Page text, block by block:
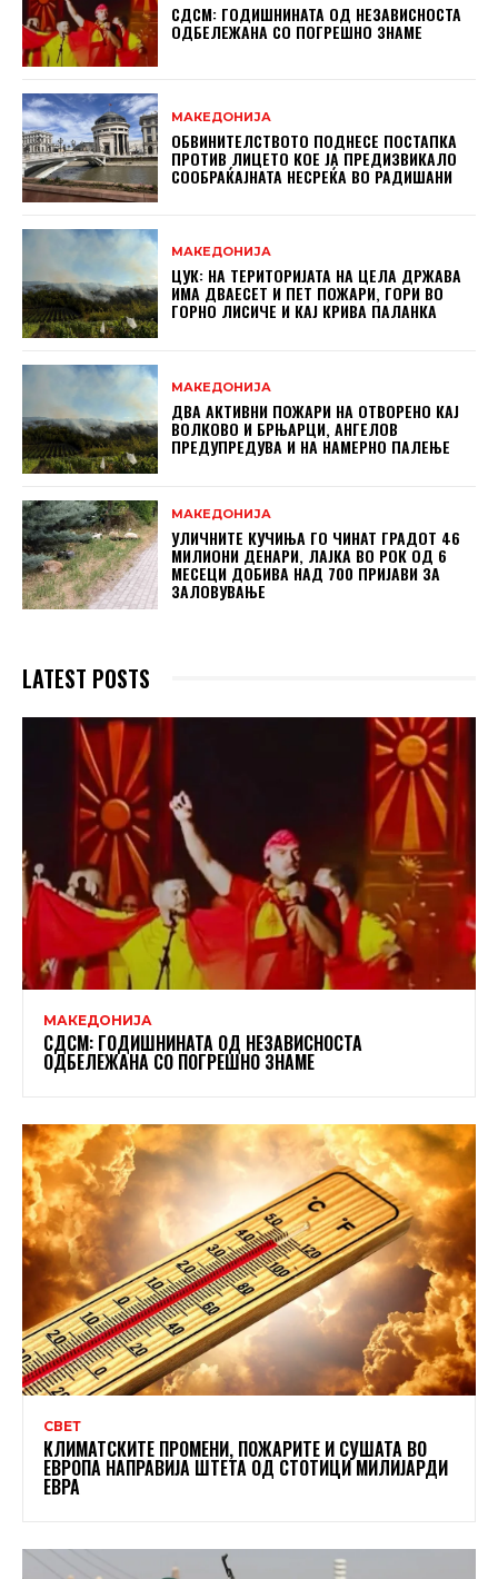
СДСМ: ГОДИШНИНАТА ОД НЕЗАВИСНОСТА
ОДБЕЛЕЖАНА СО ПОГРЕШНО ЗНАМЕ
МАКЕДОНИЈА
ОБВИНИТЕЛСТВОТО ПОДНЕСЕ ПОСТАПКА
ПРОТИВ ЛИЦЕТО КОЕ ЈА ПРЕДИЗВИКАЛО
СООБРАЌАЈНАТА НЕСРЕЌА ВО РАДИШАНИ
МАКЕДОНИЈА
ЦУК: НА ТЕРИТОРИЈАТА НА ЦЕЛА ДРЖАВА
ИМА ДВАЕСЕТ И ПЕТ ПОЖАРИ, ГОРИ ВО
ГОРНО ЛИСИЧЕ И КАЈ КРИВА ПАЛАНКА
МАКЕДОНИЈА
ДВА АКТИВНИ ПОЖАРИ НА ОТВОРЕНО КАЈ
ВОЛКОВО И БРЊАРЦИ, АНГЕЛОВ
ПРЕДУПРЕДУВА И НА НАМЕРНО ПАЛЕЊЕ
МАКЕДОНИЈА
УЛИЧНИТЕ КУЧИЊА ГО ЧИНАТ ГРАДОТ 46
МИЛИОНИ ДЕНАРИ, ЛАЈКА ВО РОК ОД 6
МЕСЕЦИ ДОБИВА НАД 700 ПРИЈАВИ ЗА
ЗАЛОВУВАЊЕ
LATEST POSTS
МАКЕДОНИЈА
СДСМ: ГОДИШНИНАТА ОД НЕЗАВИСНОСТА
ОДБЕЛЕЖАНА СО ПОГРЕШНО ЗНАМЕ
СВЕТ
КЛИМАТСКИТЕ ПРОМЕНИ, ПОЖАРИТЕ И СУШАТА ВО
ЕВРОПА НАПРАВИЈА ШТЕТА ОД СТОТИЦИ МИЛИЈАРДИ
ЕВРА